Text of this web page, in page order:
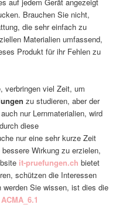
Brauchen Sie nicht,
die sehr einfach zu
Materialien umfassend,
Produkt für ihr Fehlen zu
verbringen viel Zeit, um
zu studieren, aber der
nur Lernmaterialien, wird
diese
nur eine sehr kurze Zeit
Wirkung zu erzielen,
it-pruefungen.ch bietet
schützen die Interessen
werden Sie wissen, ist dies die
ACMA_6.1